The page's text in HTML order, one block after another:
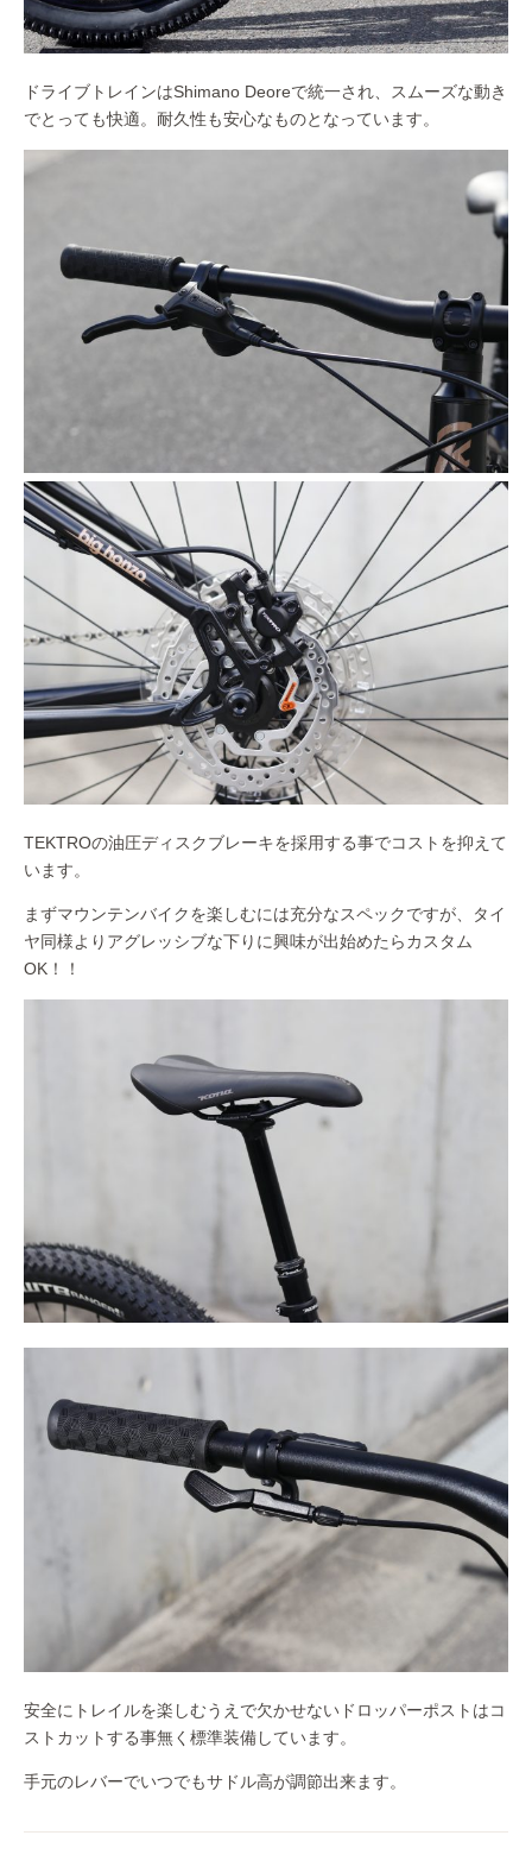
ドライブトレインはShimano Deoreで統一され、スムーズな動き
でとっても快適。耐久性も安心なものとなっています。
TEKTROの油圧ディスクブレーキを採用する事でコストを抑えて
います。
まずマウンテンバイクを楽しむには充分なスペックですが、タイ
ヤ同様よりアグレッシブな下りに興味が出始めたらカスタム
OK！！
安全にトレイルを楽しむうえで欠かせないドロッパーポストはコ
ストカットする事無く標準装備しています。
手元のレバーでいつでもサドル高が調節出来ます。